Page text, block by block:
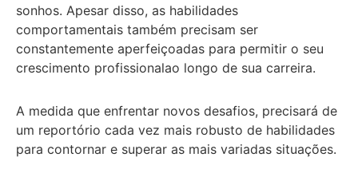
sonhos. Apesar disso, as habilidades
comportamentais também precisam ser
constantemente aperfeiçoadas para permitir o seu
crescimento profissionalao longo de sua carreira.
A medida que enfrentar novos desafios, precisará de
um reportório cada vez mais robusto de habilidades
para contornar e superar as mais variadas situações.